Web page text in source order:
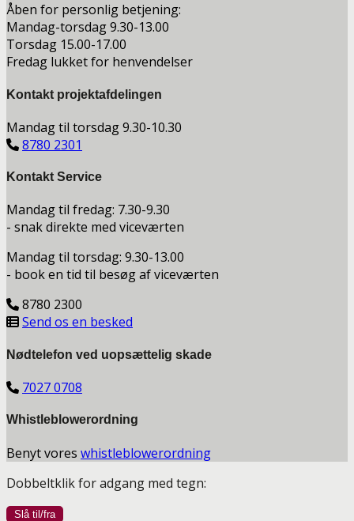
Åben for personlig betjening:
Mandag-torsdag 9.30-13.00
Torsdag 15.00-17.00
Fredag lukket for henvendelser
Kontakt projektafdelingen
Mandag til torsdag 9.30-10.30
8780 2301
Kontakt Service
Mandag til fredag: 7.30-9.30
- snak direkte med viceværten
Mandag til torsdag: 9.30-13.00
- book en tid til besøg af viceværten
8780 2300
Send os en besked
Nødtelefon ved uopsættelig skade
7027 0708
Whistleblowerordning
Benyt vores whistleblowerordning
Dobbeltklik for adgang med tegn: